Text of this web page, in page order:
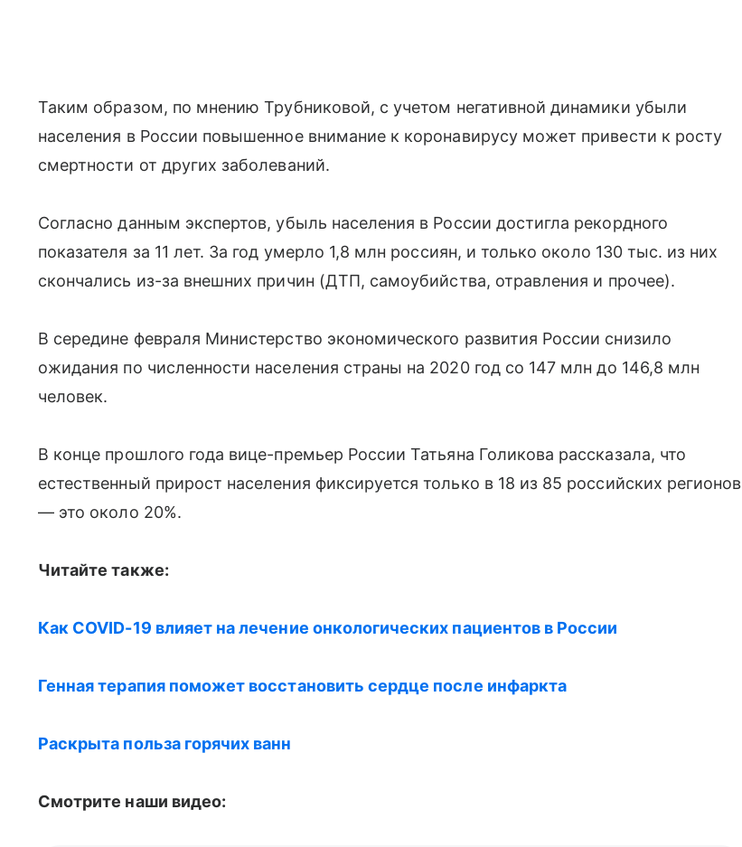
Таким образом, по мнению Трубниковой, с учетом негативной динамики убыли
населения в России повышенное внимание к коронавирусу может привести к росту
смертности от других заболеваний.
Согласно данным экспертов, убыль населения в России достигла рекордного
показателя за 11 лет. За год умерло 1,8 млн россиян, и только около 130 тыс. из них
скончались из-за внешних причин (ДТП, самоубийства, отравления и прочее).
В середине февраля Министерство экономического развития России снизило
ожидания по численности населения страны на 2020 год со 147 млн до 146,8 млн
человек.
В конце прошлого года вице-премьер России Татьяна Голикова рассказала, что
естественный прирост населения фиксируется только в 18 из 85 российских регионов
— это около 20%.
Читайте также:
Как COVID-19 влияет на лечение онкологических пациентов в России
Генная терапия поможет восстановить сердце после инфаркта
Раскрыта польза горячих ванн
Смотрите наши видео: